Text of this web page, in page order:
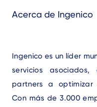
Acerca de Ingenico
Ingenico es un líder
servicios
partners a optimizar
Con más de 3.000